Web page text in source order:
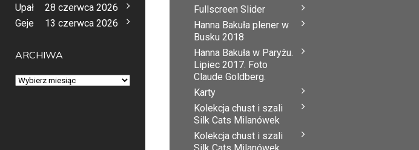
Upał
28 czerwca 2026
Geje
13 czerwca 2026
ARCHIWA
Archiwa
Fullscreen Slider
Hanna Bakuła plener w
Busku 2018
Hanna Bakuła w Paryżu.
Lipiec 2017. Foto
Claude Goldberg.
Karty
Kolekcja chust i szali
Silk Cats Milanówek
Kolekcja chust i szali